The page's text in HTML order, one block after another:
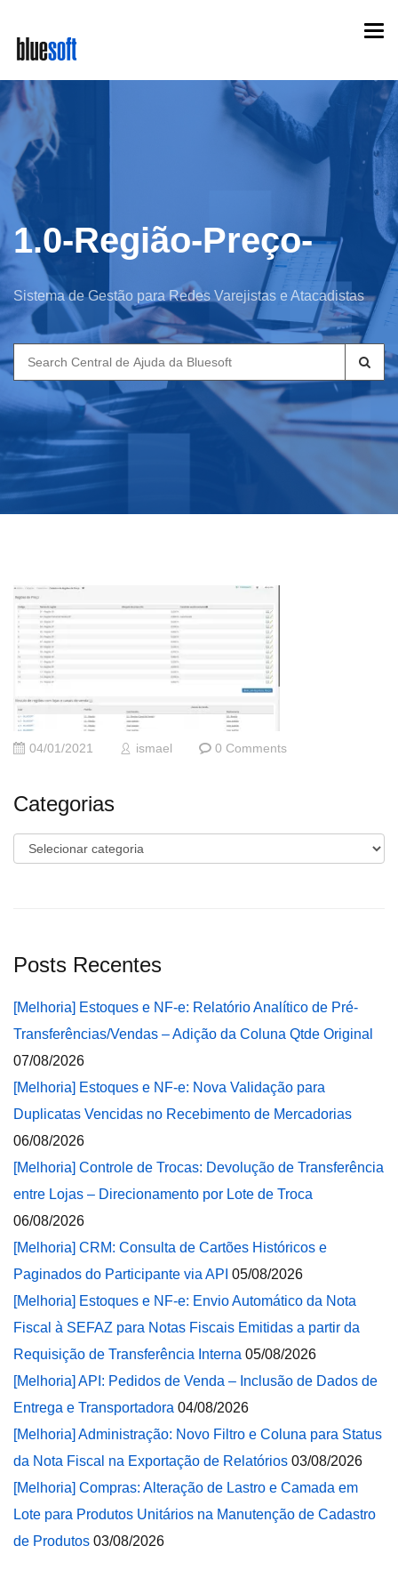
main
content
1.0-Região-Preço-
Sistema de Gestão para Redes Varejistas e Atacadistas
Search
for:
04/01/2021 ismael 0 Comments
Categorias
Categorias
Posts Recentes
[Melhoria] Estoques e NF-e: Relatório Analítico de Pré-
Transferências/Vendas – Adição da Coluna Qtde Original
07/08/2026
[Melhoria] Estoques e NF-e: Nova Validação para
Duplicatas Vencidas no Recebimento de Mercadorias
06/08/2026
[Melhoria] Controle de Trocas: Devolução de Transferência
entre Lojas – Direcionamento por Lote de Troca
06/08/2026
[Melhoria] CRM: Consulta de Cartões Históricos e
Paginados do Participante via API 05/08/2026
[Melhoria] Estoques e NF-e: Envio Automático da Nota
Fiscal à SEFAZ para Notas Fiscais Emitidas a partir da
Requisição de Transferência Interna 05/08/2026
[Melhoria] API: Pedidos de Venda – Inclusão de Dados de
Entrega e Transportadora 04/08/2026
[Melhoria] Administração: Novo Filtro e Coluna para Status
da Nota Fiscal na Exportação de Relatórios 03/08/2026
[Melhoria] Compras: Alteração de Lastro e Camada em
Lote para Produtos Unitários na Manutenção de Cadastro
de Produtos 03/08/2026